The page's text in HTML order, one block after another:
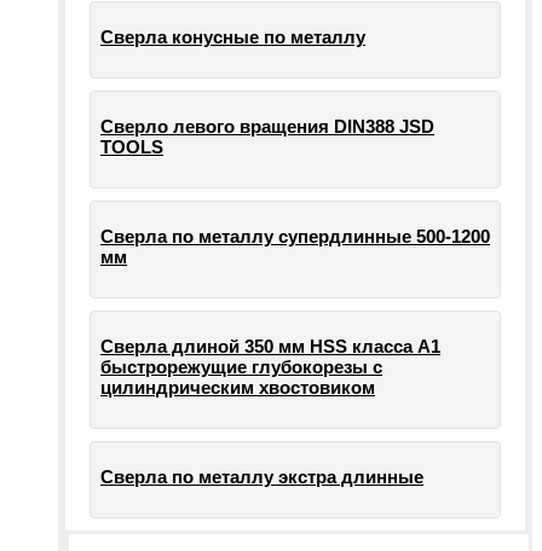
Сверла конусные по металлу
Сверло левого вращения DIN388 JSD
TOOLS
Сверла по металлу супердлинные 500-1200
мм
Сверла длиной 350 мм HSS класса А1
быстрорежущие глубокорезы с
цилиндрическим хвостовиком
Сверла по металлу экстра длинные